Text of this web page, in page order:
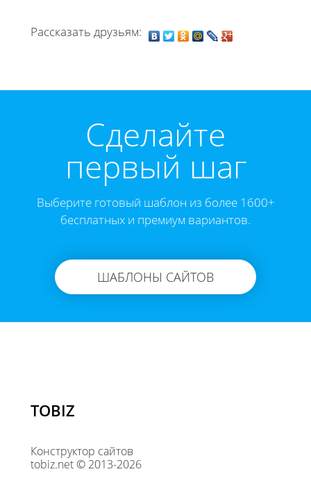
Рассказать друзьям:
Cделайте
первый шаг
Выберите готовый шаблон из более 1600+
бесплатных и премиум вариантов.
ШАБЛОНЫ САЙТОВ
TOBIZ
Конструктор сайтов
tobiz.net © 2013-2026